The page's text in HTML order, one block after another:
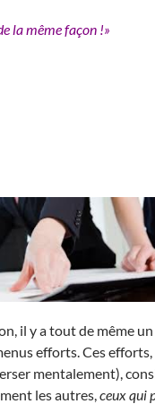
la même façon !»
il y a tout de même
efforts. Ces efforts,
mentalement),
les autres, ceux qui